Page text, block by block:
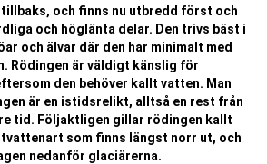
och finns nu utbredd först och
och höglänta delar. Den trivs bäst i
och älvar där den har minimalt med
Rödingen är väldigt känslig för
den behöver kallt vatten. Man
är en istidsrelikt, alltså en rest från
tid. Följaktligen gillar rödingen kallt
som finns längst norr ut, och
nedanför glaciärerna.